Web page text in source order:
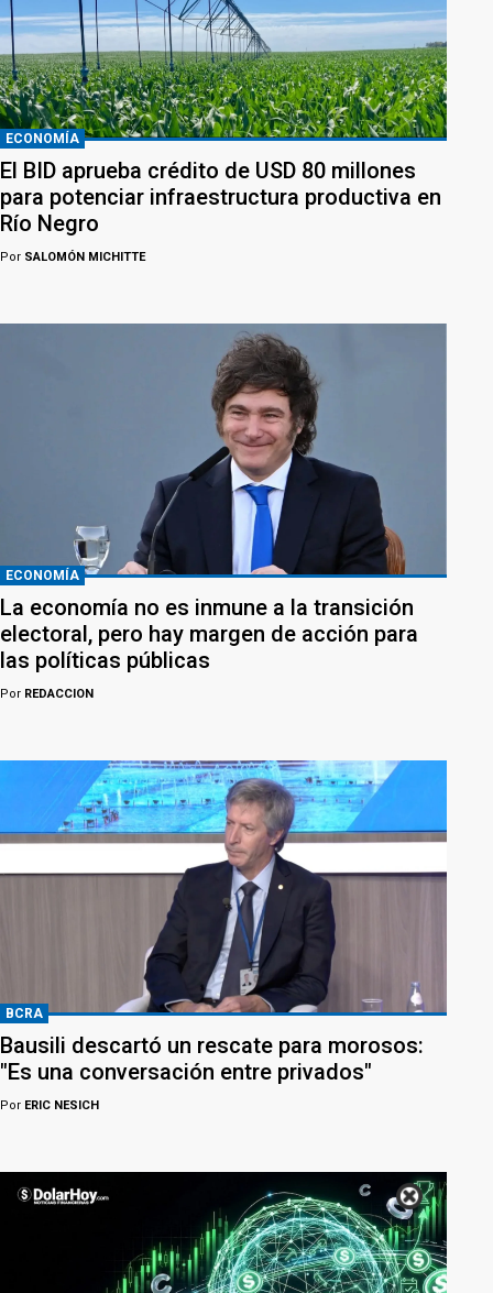
ECONOMÍA
El BID aprueba crédito de USD 80 millones
para potenciar infraestructura productiva en
Río Negro
Por SALOMÓN MICHITTE
ECONOMÍA
La economía no es inmune a la transición
electoral, pero hay margen de acción para
las políticas públicas
Por REDACCION
BCRA
Bausili descartó un rescate para morosos:
"Es una conversación entre privados"
Por ERIC NESICH